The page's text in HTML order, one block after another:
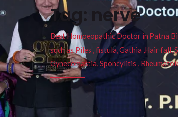
Tag: nerve
Best Homoeopathic Doctor in Patna
such as Piles , fistula, Gathia ,Hair fall,
Gynecomastia, Spondylitis ,